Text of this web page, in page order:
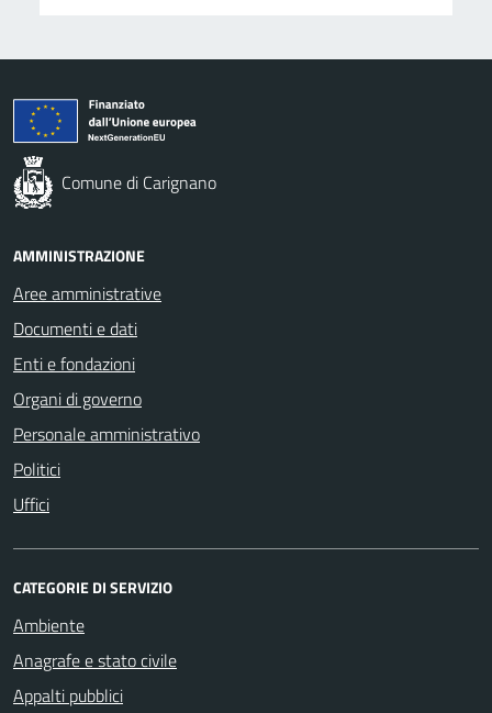
Comune di Carignano
AMMINISTRAZIONE
Aree amministrative
Documenti e dati
Enti e fondazioni
Organi di governo
Personale amministrativo
Politici
Uffici
CATEGORIE DI SERVIZIO
Ambiente
Anagrafe e stato civile
Appalti pubblici